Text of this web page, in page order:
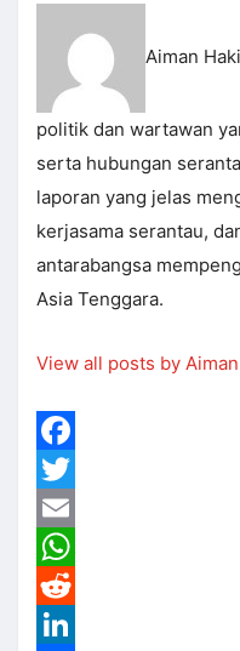
Aiman
politik dan wartawan
serta hubungan
laporan yang jelas
kerjasama serantau,
antarabangsa
Asia Tenggara.
View all posts by
Facebook
Twitter
Email
WhatsApp
Reddit